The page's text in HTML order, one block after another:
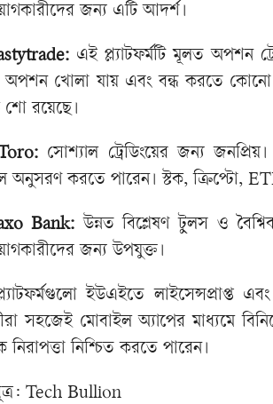
জন্য এটি আদর্শ।
এই প্ল্যাটফর্মটি মূলত অপশন
অপশন খোলা যায় এবং বন্ধ করতে কোনো
রয়েছে।
সোশ্যাল ট্রেডিংয়ের জন্য
অনুসরণ করতে পারেন। স্টক, ক্রিপ্টো,
Bank: উন্নত বিশ্লেষণ টুলস ও
জন্য উপযুক্ত।
ইউএইতে লাইসেন্সপ্রাপ্ত
সহজেই মোবাইল অ্যাপের মাধ্যমে
নিরাপত্তা নিশ্চিত করতে পারেন।
Tech Bullion